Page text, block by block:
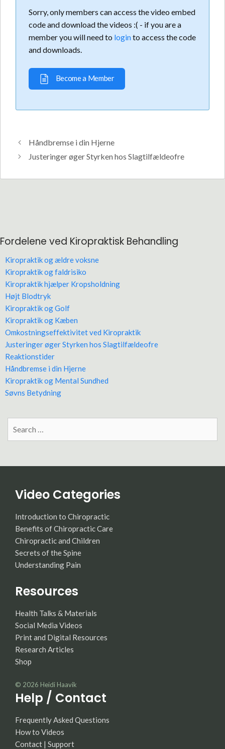
Sorry, only members can access the video embed
code and download the videos :( - if you are a
member you will need to loginto access the code
and downloads.
Become a Member
Håndbremse i din Hjerne
Justeringer øger Styrken hos Slagtilfældeofre
Fordelene ved Kiropraktisk Behandling
Kiropraktik og ældre voksne
Kiropraktik og faldrisiko
Kiropraktik hjælper Kropsholdning
Højt Blodtryk
Kiropraktik og Golf
Kiropraktik og Kæben
Omkostningseffektivitet ved Kiropraktik
Justeringer øger Styrken hos Slagtilfældeofre
Reaktionstider
Håndbremse i din Hjerne
Kiropraktik og Mental Sundhed
Søvns Betydning
Video Categories
Introduction to Chiropractic
Benefits of Chiropractic Care
Chiropractic and Children
Secrets of the Spine
Understanding Pain
Resources
Health Talks & Materials
Social Media Videos
Print and Digital Resources
Research Articles
Shop
© 2026 Heidi Haavik
Help / Contact
Frequently Asked Questions
How to Videos
Contact | Support